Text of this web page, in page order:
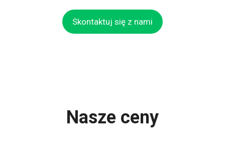
Skontaktuj się z nami
Nasze ceny